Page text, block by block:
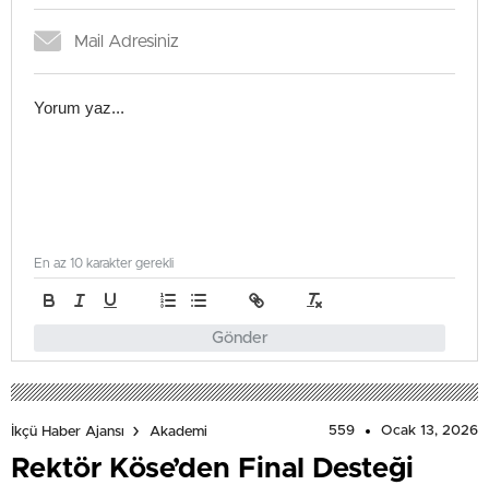
Gönder
En az 10 karakter gerekli
İkçü Haber Ajansı Akademi 559 Ocak 13, 2026
Rektör Köse’den Final Desteği